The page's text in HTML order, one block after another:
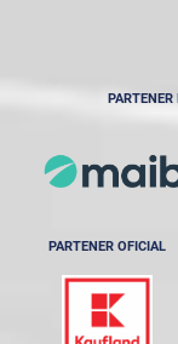
PARTENER OFICIAL